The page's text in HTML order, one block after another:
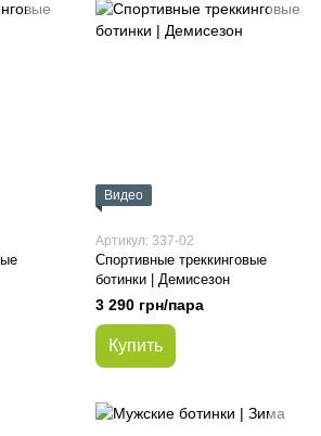
Видео
Артикул: 337-02
Спортивные треккинговые
ботинки | Демисезон
3 290 грн/пара
Купить